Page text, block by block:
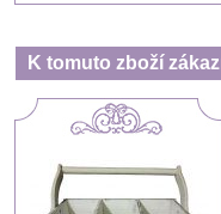
K tomuto zboží